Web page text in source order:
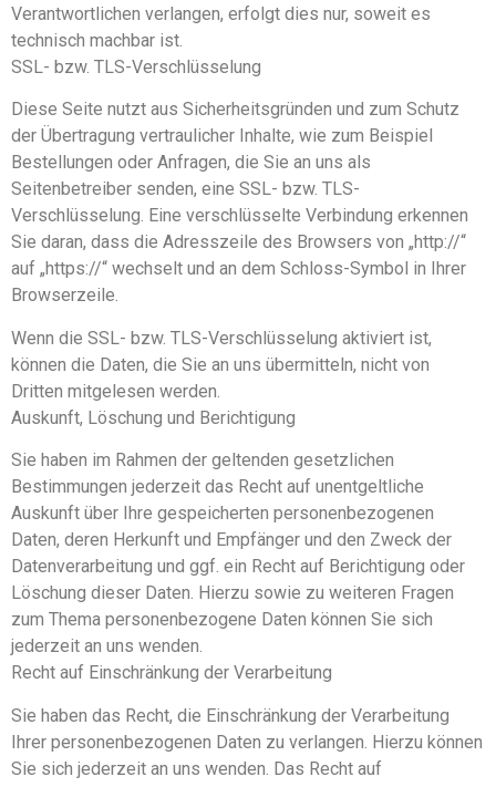
Verantwortlichen verlangen, erfolgt dies nur, soweit es
technisch machbar ist.
SSL- bzw. TLS-Verschlüsselung
Diese Seite nutzt aus Sicherheitsgründen und zum Schutz
der Übertragung vertraulicher Inhalte, wie zum Beispiel
Bestellungen oder Anfragen, die Sie an uns als
Seitenbetreiber senden, eine SSL- bzw. TLS-
Verschlüsselung. Eine verschlüsselte Verbindung erkennen
Sie daran, dass die Adresszeile des Browsers von „http://“
auf „https://“ wechselt und an dem Schloss-Symbol in Ihrer
Browserzeile.
Wenn die SSL- bzw. TLS-Verschlüsselung aktiviert ist,
können die Daten, die Sie an uns übermitteln, nicht von
Dritten mitgelesen werden.
Auskunft, Löschung und Berichtigung
Sie haben im Rahmen der geltenden gesetzlichen
Bestimmungen jederzeit das Recht auf unentgeltliche
Auskunft über Ihre gespeicherten personenbezogenen
Daten, deren Herkunft und Empfänger und den Zweck der
Datenverarbeitung und ggf. ein Recht auf Berichtigung oder
Löschung dieser Daten. Hierzu sowie zu weiteren Fragen
zum Thema personenbezogene Daten können Sie sich
jederzeit an uns wenden.
Recht auf Einschränkung der Verarbeitung
Sie haben das Recht, die Einschränkung der Verarbeitung
Ihrer personenbezogenen Daten zu verlangen. Hierzu können
Sie sich jederzeit an uns wenden. Das Recht auf